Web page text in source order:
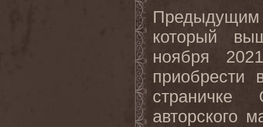
Предыдущим
который
ноября
авторского